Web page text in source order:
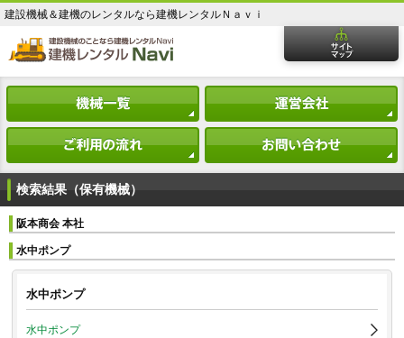
建設機械＆建機のレンタルなら建機レンタルＮａｖｉ
検索結果（保有機械）
阪本商会 本社
水中ポンプ
水中ポンプ
水中ポンプ